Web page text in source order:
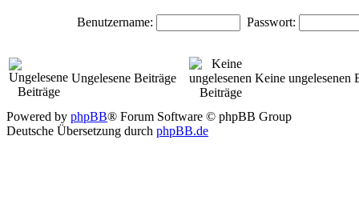
Benutzername: Passwort:
Ungelesene Beiträge Keine ungelesenen
Powered by phpBB® Forum Software © phpBB Group
Deutsche Übersetzung durch phpBB.de